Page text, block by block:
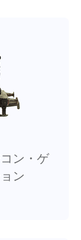
ン・ゲ
ン